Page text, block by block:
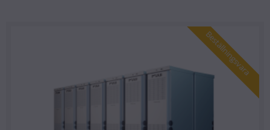
Beställningsvara